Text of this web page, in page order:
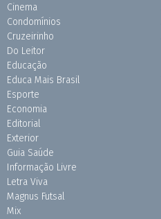
Cinema
Condomínios
Cruzeirinho
Do Leitor
Educação
Educa Mais Brasil
Esporte
Economia
Editorial
Exterior
Guia Saúde
Informação Livre
Letra Viva
Magnus Futsal
Mix